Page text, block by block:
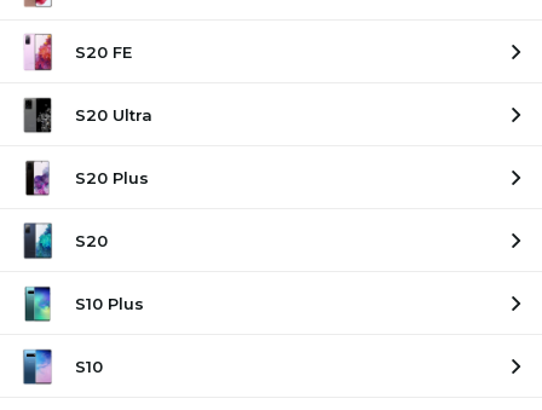
S20 FE
S20 Ultra
S20 Plus
S20
S10 Plus
S10